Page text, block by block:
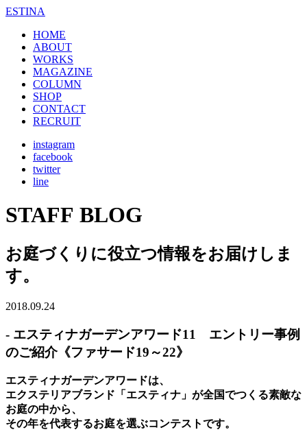
ESTINA
HOME
ABOUT
WORKS
MAGAZINE
COLUMN
SHOP
CONTACT
RECRUIT
instagram
facebook
twitter
line
STAFF BLOG
お庭づくりに役立つ情報をお届けしま
す。
2018.09.24
- エスティナガーデンアワード11 エントリー事例
のご紹介《ファサード19～22》
エスティナガーデンアワードは、
エクステリアブランド「エスティナ」が全国でつくる素敵な
お庭の中から、
その年を代表するお庭を選ぶコンテストです。